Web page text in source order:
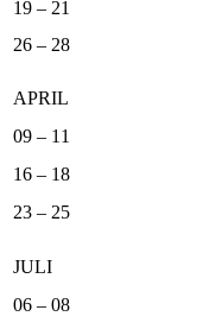
19 – 21
26 – 28
APRIL
09 – 11
16 – 18
23 – 25
JULI
06 – 08